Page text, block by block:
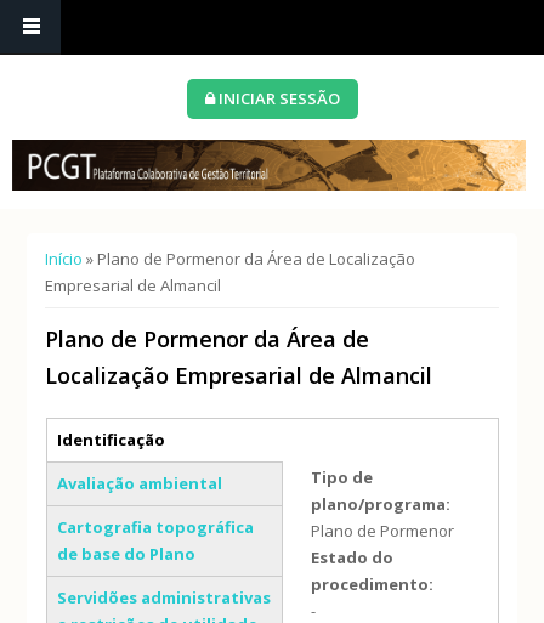
INICIAR SESSÃO
Está aqui
Início » Plano de Pormenor da Área de Localização
Empresarial de Almancil
Plano de Pormenor da Área de
Localização Empresarial de Almancil
Separadores verticais
Identificação
(separador ativo)
Avaliação ambiental
Cartografia topográfica
de base do Plano
Servidões administrativas
Tipo de
plano/programa:
Plano de Pormenor
Estado do
procedimento:
-